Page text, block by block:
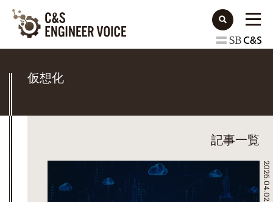
仮想化
記事一覧
2026.04.02